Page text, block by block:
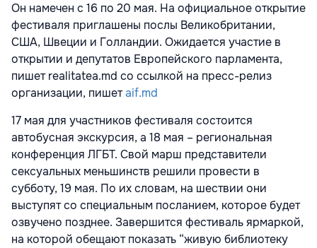
Он намечен с 16 по 20 мая. На официальное открытие
фестиваля приглашены послы Великобритании,
США, Швеции и Голландии. Ожидается участие в
открытии и депутатов Европейского парламента,
пишет realitatea.md со ссылкой на пресс-релиз
организации, пишетaif.md
17 мая для участников фестиваля состоится
автобусная экскурсия, а 18 мая – региональная
конференция ЛГБТ. Свой марш представители
сексуальных меньшинств решили провести в
субботу, 19 мая. По их словам, на шествии они
выступят со специальным посланием, которое будет
озвучено позднее. Завершится фестиваль ярмаркой,
на которой обещают показать “живую библиотеку